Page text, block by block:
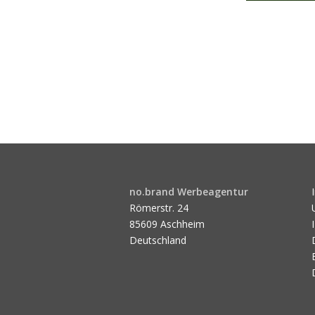
no.brand Werbeagentur
Römerstr. 24
85609 Aschheim
Deutschland